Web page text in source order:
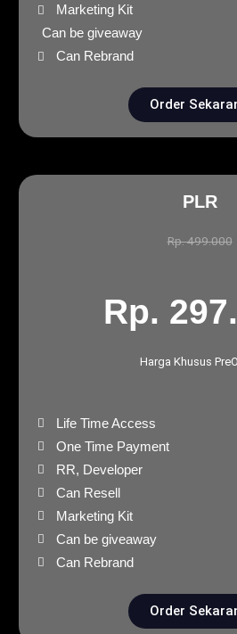
Marketing Kit
Can be giveaway
Can Rebrand
Order
PLR
Rp. 499.000
Rp.
Harga Khusus
Life Time Access
One Time Payment
RR, Developer
Can Resell
Marketing Kit
Can be giveaway
Can Rebrand
Order